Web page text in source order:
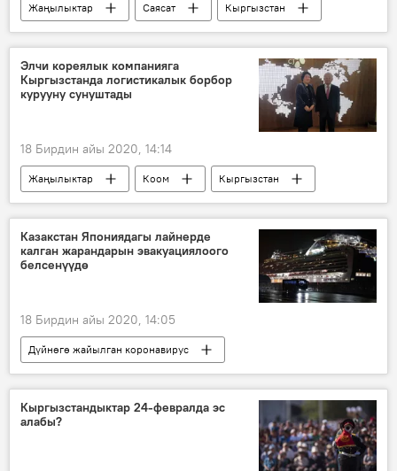
Жаңылыктар Саясат
Кыргызстан
Алмаз Мамбетов
Мамлекеттик каттоо кызматы
жетекчи
Элчи кореялык компанияга
Кыргызстанда логистикалык борбор
курууну сунуштады
18 Бирдин айы 2020, 14:14
Жаңылыктар Коом
Кыргызстан
Экономика
Корея
Динара Кемелова
логистикалык борбор
Казакстан Япониядагы лайнерде
калган жарандарын эвакуациялоого
белсенүүдө
18 Бирдин айы 2020, 14:05
Дүйнөгө жайылган коронавирус
Жаңылыктар
Коом
Азия
Дүйнөдө
коронавирус
Япония
Казакстан
Кыргызстандыктар 24-февралда эс
алабы?